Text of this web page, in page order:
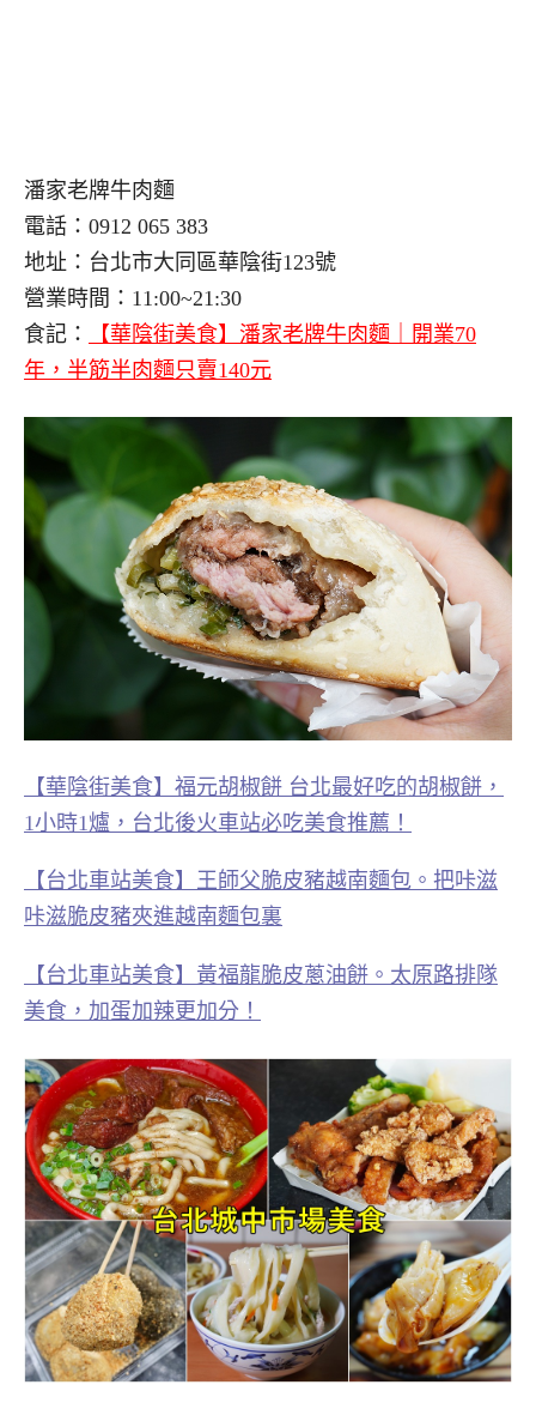
潘家老牌牛肉麵
電話：0912 065 383
地址：台北市大同區華陰街123號
營業時間：11:00~21:30
食記：
【華陰街美食】潘家老牌牛肉麵｜開業70
年，半筋半肉麵只賣140元
【華陰街美食】福元胡椒餅 台北最好吃的胡椒餅，
1小時1爐，台北後火車站必吃美食推薦！
【台北車站美食】王師父脆皮豬越南麵包。把咔滋
咔滋脆皮豬夾進越南麵包裏
【台北車站美食】黃福龍脆皮蔥油餅。太原路排隊
美食，加蛋加辣更加分！